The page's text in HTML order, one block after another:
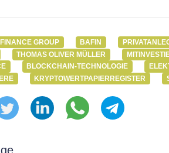
GROUP BAFIN
THOMAS OLIVER MÜLLER
BLOCKCHAIN-TECHNOLOGIE
KRYPTOWERTPAPIERREGISTER